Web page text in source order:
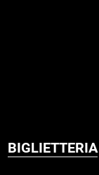
BIGLIETTERIA